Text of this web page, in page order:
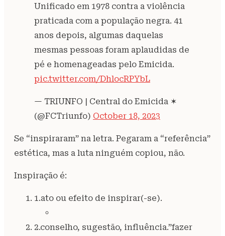
Unificado em 1978 contra a violência
praticada com a população negra. 41
anos depois, algumas daquelas
mesmas pessoas foram aplaudidas de
pé e homenageadas pelo Emicida.
pic.twitter.com/DhlocRPYbL
— TRIUNFO | Central do Emicida ✶
(@FCTriunfo) October 18, 2023
Se “inspiraram” na letra. Pegaram a “referência”
estética, mas a luta ninguém copiou, não.
Inspiração é:
1.ato ou efeito de inspirar(-se).
2.conselho, sugestão, influência.”fazer